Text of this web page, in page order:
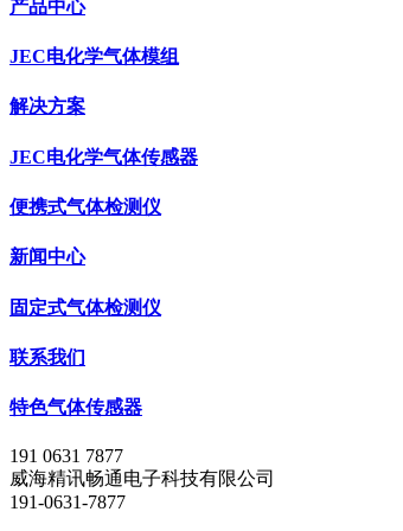
产品中心
JEC电化学气体模组
解决方案
JEC电化学气体传感器
便携式气体检测仪
新闻中心
固定式气体检测仪
联系我们
特色气体传感器
191 0631 7877
威海精讯畅通电子科技有限公司
191-0631-7877